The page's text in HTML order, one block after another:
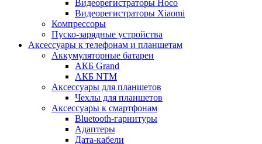
Видеорегистраторы Hoco
Видеорегистраторы Xiaomi
Компрессоры
Пуско-зарядные устройства
Аксессуары к телефонам и планшетам
Аккумуляторные батареи
АКБ Grand
АКБ NTM
Аксессуары для планшетов
Чехлы для планшетов
Аксессуары к смартфонам
Bluetooth-гарнитуры
Адаптеры
Дата-кабели